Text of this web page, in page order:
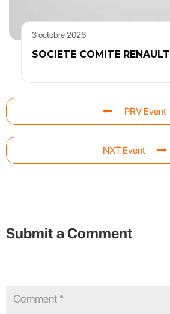
3 octobre 2026
SOCIETE COMITE RENAULT
PRV Event
NXT Event
Submit a Comment